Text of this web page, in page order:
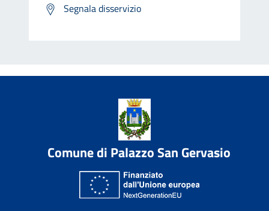
Segnala disservizio
Comune di Palazzo San Gervasio